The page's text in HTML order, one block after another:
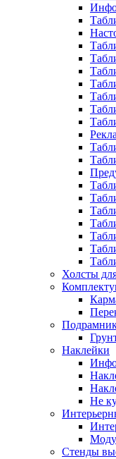
Холсты
Наклейки
Не
Стенды